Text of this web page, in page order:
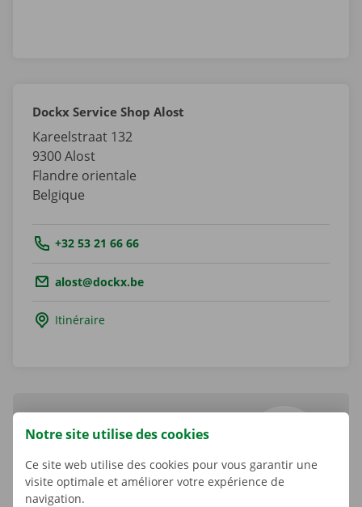
Dockx Service Shop Alost
Kareelstraat 132
9300Alost
Flandre orientale
Belgique
Tel.: +32 53 21 66 66
Email.:alost@dockx.be
Itinéraire
Nico Van Den Meerssche
Notre site utilise des cookies
Ce site web utilise des cookies pour vous garantir une
visite optimale et améliorer votre expérience de
navigation.